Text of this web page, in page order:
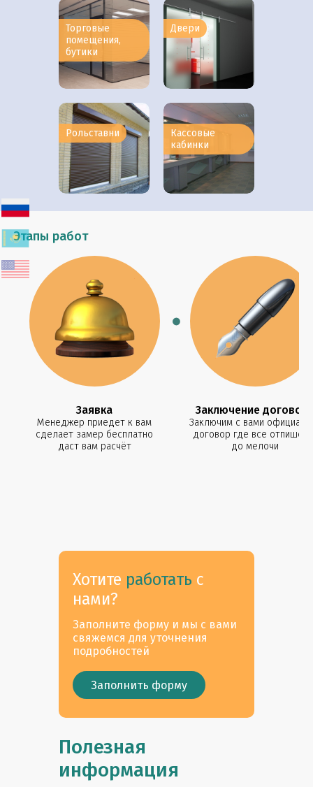
Торговые
помещения,
бутики
Двери
Рольставни
Кассовые
кабинки
Этапы работ
Заявка
Менеджер приедет к вам
сделает замер бесплатно
даст вам расчёт
Заключение
Заключим с вами
договор где все
до мелочи
Хотите работать с
нами?
Заполните форму и мы с вами
свяжемся для уточнения
подробностей
Заполнить форму
Полезная
информация